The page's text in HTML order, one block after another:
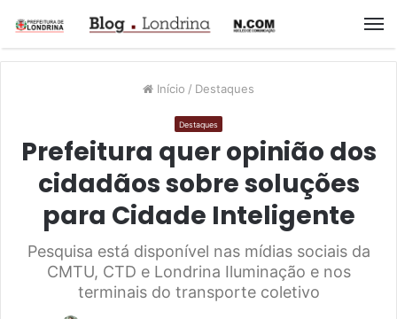
Início / Destaques
Destaques
Prefeitura quer opinião dos
cidadãos sobre soluções
para Cidade Inteligente
Pesquisa está disponível nas mídias sociais da
CMTU, CTD e Londrina Iluminação e nos
terminais do transporte coletivo